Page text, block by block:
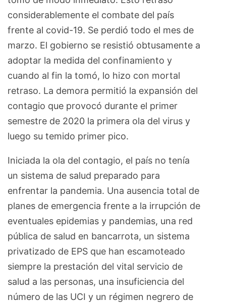
considerablemente el combate del país
frente al covid-19. Se perdió todo el mes de
marzo. El gobierno se resistió obtusamente a
adoptar la medida del confinamiento y
cuando al fin la tomó, lo hizo con mortal
retraso. La demora permitió la expansión del
contagio que provocó durante el primer
semestre de 2020 la primera ola del virus y
luego su temido primer pico.
Iniciada la ola del contagio, el país no tenía
un sistema de salud preparado para
enfrentar la pandemia. Una ausencia total de
planes de emergencia frente a la irrupción de
eventuales epidemias y pandemias, una red
pública de salud en bancarrota, un sistema
privatizado de EPS que han escamoteado
siempre la prestación del vital servicio de
salud a las personas, una insuficiencia del
número de las UCI y un régimen negrero de